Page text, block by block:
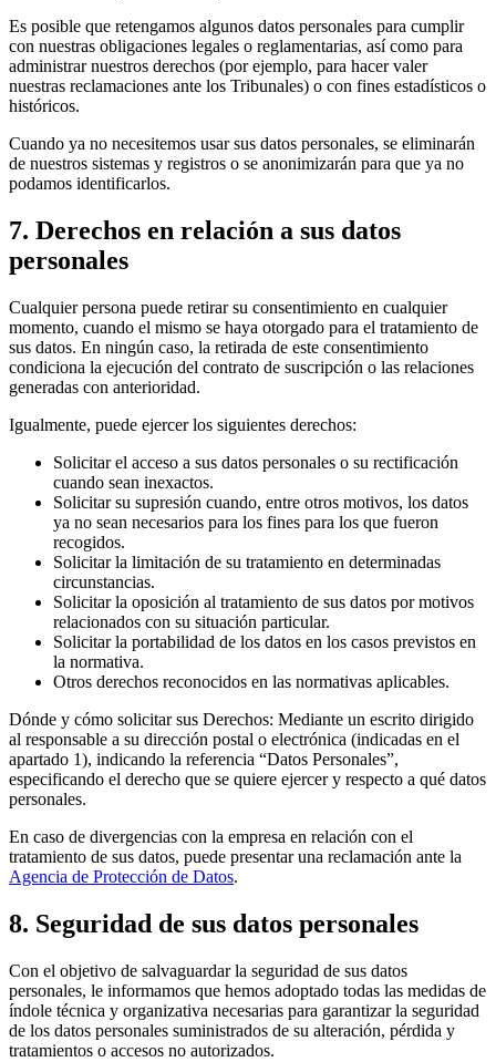
Es posible que retengamos algunos datos personales para cumplir
con nuestras obligaciones legales o reglamentarias, así como para
administrar nuestros derechos (por ejemplo, para hacer valer
nuestras reclamaciones ante los Tribunales) o con fines estadísticos o
históricos.
Cuando ya no necesitemos usar sus datos personales, se eliminarán
de nuestros sistemas y registros o se anonimizarán para que ya no
podamos identificarlos.
7. Derechos en relación a sus datos
personales
Cualquier persona puede retirar su consentimiento en cualquier
momento, cuando el mismo se haya otorgado para el tratamiento de
sus datos. En ningún caso, la retirada de este consentimiento
condiciona la ejecución del contrato de suscripción o las relaciones
generadas con anterioridad.
Igualmente, puede ejercer los siguientes derechos:
Solicitar el acceso a sus datos personales o su rectificación
cuando sean inexactos.
Solicitar su supresión cuando, entre otros motivos, los datos
ya no sean necesarios para los fines para los que fueron
recogidos.
Solicitar la limitación de su tratamiento en determinadas
circunstancias.
Solicitar la oposición al tratamiento de sus datos por motivos
relacionados con su situación particular.
Solicitar la portabilidad de los datos en los casos previstos en
la normativa.
Otros derechos reconocidos en las normativas aplicables.
Dónde y cómo solicitar sus Derechos: Mediante un escrito dirigido
al responsable a su dirección postal o electrónica (indicadas en el
apartado 1), indicando la referencia “Datos Personales”,
especificando el derecho que se quiere ejercer y respecto a qué datos
personales.
En caso de divergencias con la empresa en relación con el
tratamiento de sus datos, puede presentar una reclamación ante la
Agencia de Protección de Datos.
8. Seguridad de sus datos personales
Con el objetivo de salvaguardar la seguridad de sus datos
personales, le informamos que hemos adoptado todas las medidas de
índole técnica y organizativa necesarias para garantizar la seguridad
de los datos personales suministrados de su alteración, pérdida y
tratamientos o accesos no autorizados.